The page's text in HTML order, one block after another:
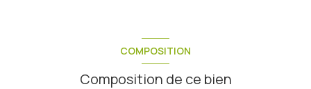
COMPOSITION
Composition de ce bien